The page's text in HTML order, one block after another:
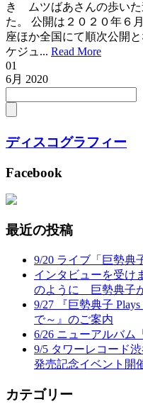
き ムツばあさんの歩いた
た。 公開は２０２０年６
座ほか全国にて順次公開
ケジュ... Read More
01
6月 2020
ディスコグラフィー
Facebook
最近の投稿
9/20 ライブ「巨勢典
インタビューを受け
のように 巨勢典子
9/27 『巨勢典子
で～』のご案内
6/26 ニューアルバム
9/5 タワーレコード
発売記念イベント開
カテゴリー